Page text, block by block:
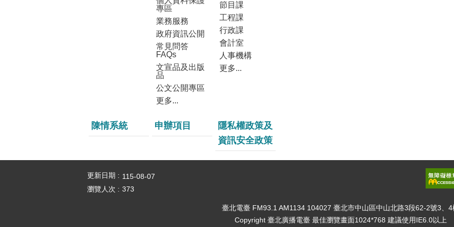
專區
業務服務
政府資訊公開
常見問答
FAQs
文宣品及出版
品
公文公開專區
更多...
節目課
工程課
行政課
會計室
人事機構
更多...
陳情系統 申辦項目
隱私權政策及
資訊安全政策
更新日期
115-08-07
瀏覽人次
373
臺北電臺 FM93.1 AM1134 104027 臺北市中山區中山北路3段62-2號3、4
Copyright 臺北廣播電臺 最佳瀏覽畫面1024*768 建議使用IE6.0以上